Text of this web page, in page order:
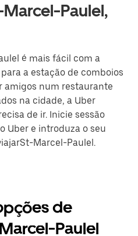
Paulel,
é mais fácil com a
a estação de comboios
amigos num restaurante
na cidade, a Uber
de ir. Inicie sessão
Uber e introduza o seu
Marcel-Paulel.
de
Paulel